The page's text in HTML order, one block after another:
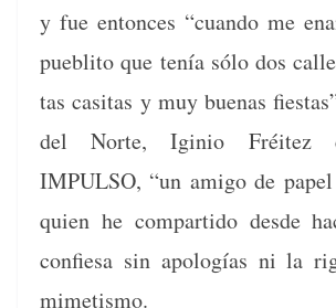
y fue entonces “cuan­do me
puebli­to que tenía sólo dos
tas casitas y muy bue­nas
del Norte, Iginio Fréitez
IMPULSO, “un ami­go de
quien he com­par­tido des­de
con­fiesa sin apologías ni la
mimetismo.